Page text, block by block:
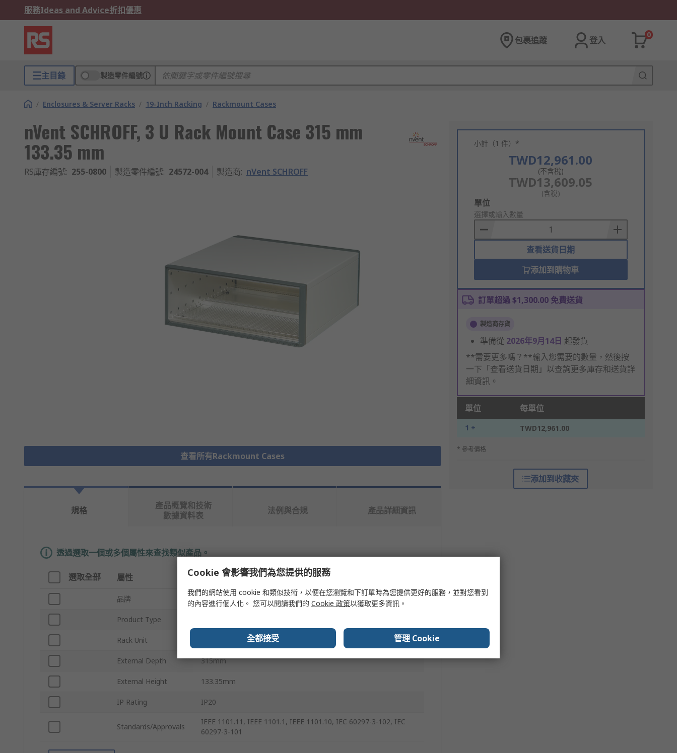
服務Ideas and Advice折扣優惠
包裹追蹤 登入
0
主目錄 製造零件編號
/ Enclosures & Server Racks / 19-Inch Racking / Rackmount Cases
nVent SCHROFF, 3 U Rack Mount Case 315 mm
133.35 mm
RS庫存編號: 255-0800 製造零件編號: 24572-004 製造商: nVent SCHROFF
查看所有Rackmount Cases
小計（1 件）*
TWD12,961.00
(不含稅)
TWD13,609.05
(含稅)
Add
to
Basket
單位
選擇或輸入數量
查看送貨日期
添加到購物車
訂單超過 $1,300.00 免費送貨
製造商存貨
準備從 2026年9月14日 起發貨
**需要更多嗎？**輸入您需要的數量，然後按
一下「查看送貨日期」以查詢更多庫存和送貨詳
細資訊。
單位 每單位
1 + TWD12,961.00
* 參考價格
添加到收藏夾
規格
產品概覽和技術
數據資料表
法例與合規 產品詳細資訊
透過選取一個或多個屬性來查找類似產品。
選取全部 屬性 值
品牌 nVent SCHROFF
Product Type
Rack Unit
External Depth 315mm
External Height 133.35mm
IP Rating IP20
Standards/Approvals
IEEE 1101.11, IEEE 1101.1, IEEE 1101.10, IEC 60297-3-102, IEC
60297-3-101
Cookie 會影響我們為您提供的服務
我們的網站使用 cookie 和類似技術，以便在您瀏覽和下訂單時為您提供更好的服務，並對您看到
的內容進行個人化。 您可以閱讀我們的 Cookie 政策以獲取更多資訊。
全都接受 管理 Cookie